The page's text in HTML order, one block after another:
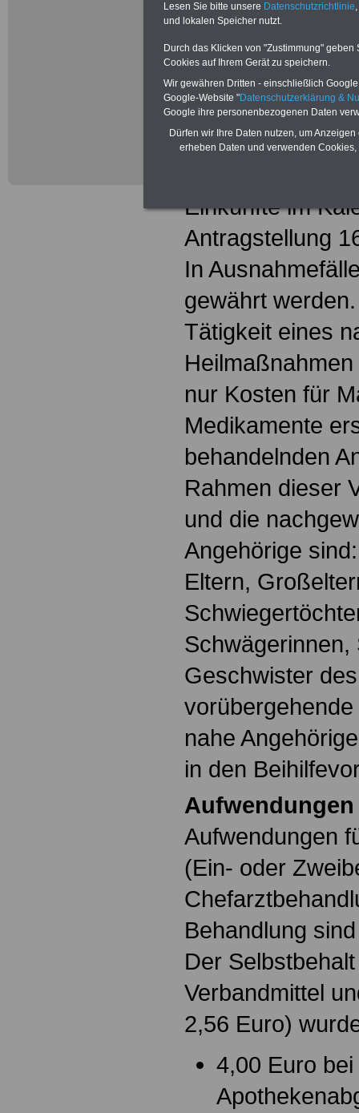
Nicht
die für den
eingetragenen
Einkünfte im
Antragstellung
In
gewährt
Tätigkeit eines
nur Kosten für
Medikamente
behandelnden
Rahmen dieser
und die
Angehörige
Eltern,
Geschwister
nahe
in den
Aufwendungen
(Ein- oder
Behandlung
Der
Verbandmittel
2,56 Euro)
4,00 Euro
Lesen Sie bitte unsere Datenschutzrichtlinie
und lokalen Speicher nutzt.
Durch das Klicken von "Zustimmung"
Cookies auf Ihrem Gerät zu speichern.
Wir gewähren Dritten - einschließlich
Google-Website "Datenschutzerklärung &
Google ihre personenbezogenen Daten
Dürfen wir Ihre Daten nutzen, um
erheben Daten und verwenden